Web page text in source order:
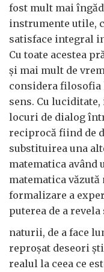
fost mult mai
instrumente utile,
satisface integral
Cu toate acestea
și mai mult de
considera filosofia
sens. Cu
locuri de dialog
reciprocă fiind de
substituirea una
matematica având
matematica
formalizare a
puterea de a
naturii, de a face
reproșat deseori
realul la ceea ce